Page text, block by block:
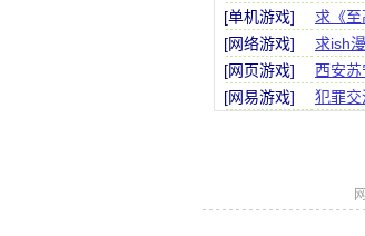
[单机游戏] 求《
[网络游戏] 求ish
[网页游戏] 西安苏
[网易游戏] 犯罪交